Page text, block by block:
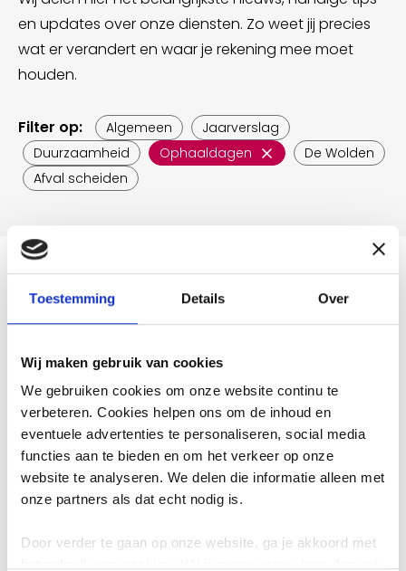
Toestemming Details Over
Wij maken gebruik van cookies
We gebruiken cookies om onze website continu te
verbeteren. Cookies helpen ons om de inhoud en
eventuele advertenties te personaliseren, social media
functies aan te bieden en om het verkeer op onze
website te analyseren. We delen die informatie alleen met
onze partners als dat echt nodig is.
Door verder te gaan op onze website, ga je akkoord met
en updates over onze diensten. Zo weet jij precies
wat er verandert en waar je rekening mee moet
houden.
Filter op: Algemeen
Jaarverslag
Duurzaamheid
Ophaaldagen
De Wolden
Afval scheiden
GFT inzameling; één keer per